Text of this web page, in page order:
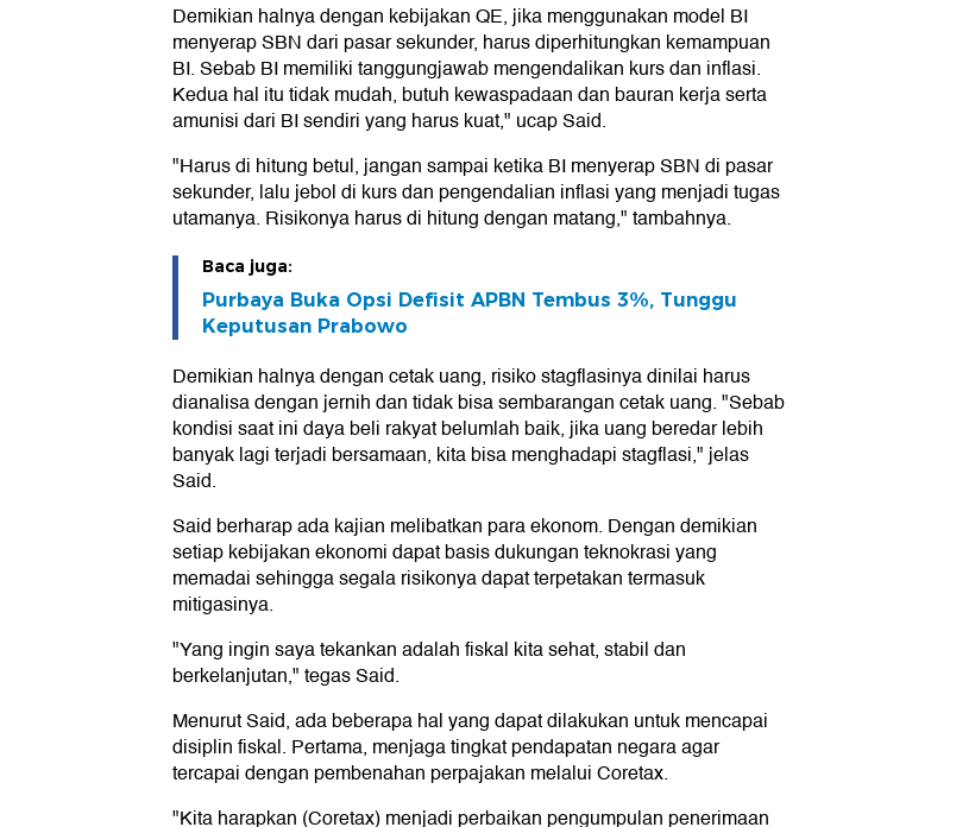
Demikian halnya dengan kebijakan QE, jika menggunakan model BI
menyerap SBN dari pasar sekunder, harus diperhitungkan kemampuan
BI. Sebab BI memiliki tanggungjawab mengendalikan kurs dan inflasi.
Kedua hal itu tidak mudah, butuh kewaspadaan dan bauran kerja serta
amunisi dari BI sendiri yang harus kuat," ucap Said.
"Harus di hitung betul, jangan sampai ketika BI menyerap SBN di pasar
sekunder, lalu jebol di kurs dan pengendalian inflasi yang menjadi tugas
utamanya. Risikonya harus di hitung dengan matang," tambahnya.
Baca juga:
Purbaya Buka Opsi Defisit APBN Tembus 3%, Tunggu
Keputusan Prabowo
Demikian halnya dengan cetak uang, risiko stagflasinya dinilai harus
dianalisa dengan jernih dan tidak bisa sembarangan cetak uang. "Sebab
kondisi saat ini daya beli rakyat belumlah baik, jika uang beredar lebih
banyak lagi terjadi bersamaan, kita bisa menghadapi stagflasi," jelas
Said.
Said berharap ada kajian melibatkan para ekonom. Dengan demikian
setiap kebijakan ekonomi dapat basis dukungan teknokrasi yang
memadai sehingga segala risikonya dapat terpetakan termasuk
mitigasinya.
"Yang ingin saya tekankan adalah fiskal kita sehat, stabil dan
berkelanjutan," tegas Said.
Menurut Said, ada beberapa hal yang dapat dilakukan untuk mencapai
disiplin fiskal. Pertama, menjaga tingkat pendapatan negara agar
tercapai dengan pembenahan perpajakan melalui Coretax.
"Kita harapkan (Coretax) menjadi perbaikan pengumpulan penerimaan